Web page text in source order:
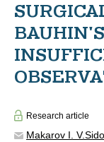
Research article
Makarov I. V.